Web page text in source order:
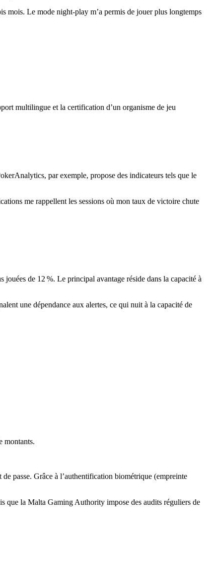
mois. Le mode night‑play m’a permis de jouer plus longtemps
multilingue et la certification d’un organisme de jeu
par exemple, propose des indicateurs tels que le
me rappellent les sessions où mon taux de victoire chute
de 12 %. Le principal avantage réside dans la capacité à
une dépendance aux alertes, ce qui nuit à la capacité de
montants.
passe. Grâce à l’authentification biométrique (empreinte
que la Malta Gaming Authority impose des audits réguliers de